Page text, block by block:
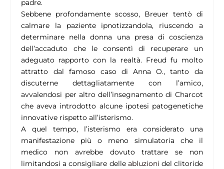
padre.
Sebbene profondamente scosso, Breuer tentò di
calmare la paziente ipnotizzandola, riuscendo a
determinare nella donna una presa di coscienza
dell’accaduto che le consentì di recuperare un
adeguato rapporto con la realtà. Freud fu molto
attratto dal famoso caso di Anna O., tanto da
discuterne dettagliatamente con l’amico,
avvalendosi per altro dell’insegnamento di Charcot
che aveva introdotto alcune ipotesi patogenetiche
innovative rispetto all’isterismo.
A quel tempo, l’isterismo era considerato una
manifestazione più o meno simulatoria che il
medico non avrebbe dovuto trattare se non
limitandosi a consigliare delle abluzioni del clitoride